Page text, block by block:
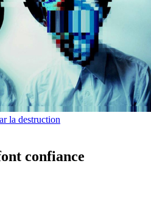
la destruction
confiance